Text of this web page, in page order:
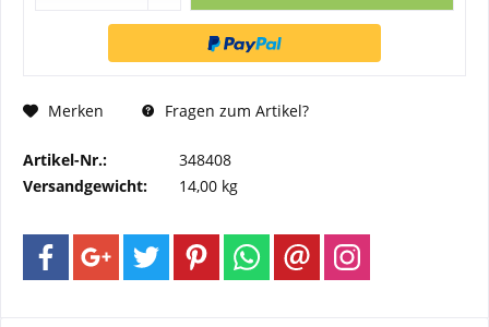
Merken Fragen zum Artikel?
Artikel-Nr.:
348408
Versandgewicht:
14,00 kg